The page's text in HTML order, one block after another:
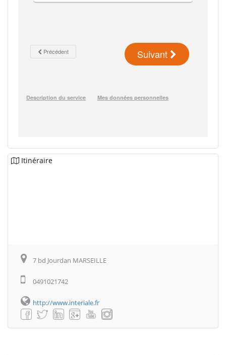
Itinéraire
7 bd Jourdan MARSEILLE
0491021742
http://www.interiale.fr